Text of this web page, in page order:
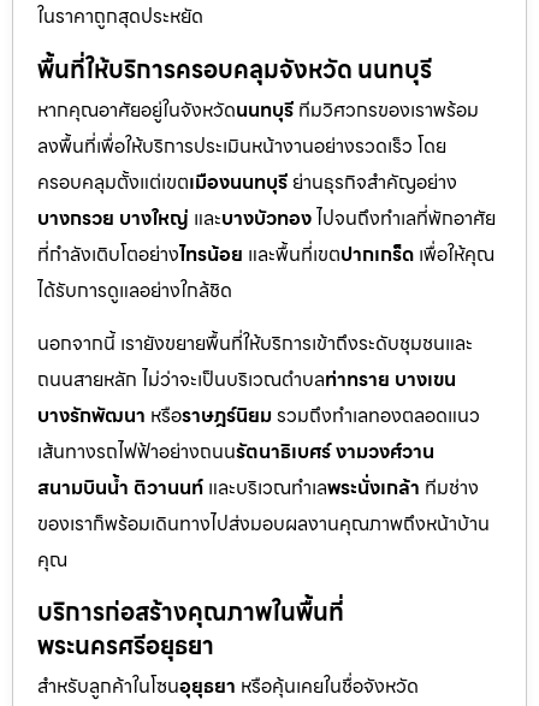
ในราคาถูกสุดประหยัด
พื้นที่ให้บริการครอบคลุมจังหวัด นนทบุรี
หากคุณอาศัยอยู่ในจังหวัดนนทบุรี ทีมวิศวกรของเราพร้อม
ลงพื้นที่เพื่อให้บริการประเมินหน้างานอย่างรวดเร็ว โดย
ครอบคลุมตั้งแต่เขตเมืองนนทบุรี ย่านธุรกิจสำคัญอย่าง
บางกรวย บางใหญ่ และบางบัวทองไปจนถึงทำเลที่พักอาศัย
ที่กำลังเติบโตอย่างไทรน้อย และพื้นที่เขตปากเกร็ด เพื่อให้คุณ
ได้รับการดูแลอย่างใกล้ชิด
นอกจากนี้ เรายังขยายพื้นที่ให้บริการเข้าถึงระดับชุมชนและ
ถนนสายหลัก ไม่ว่าจะเป็นบริเวณตำบลท่าทราย บางเขน
บางรักพัฒนา หรือราษฎร์นิยมรวมถึงทำเลทองตลอดแนว
เส้นทางรถไฟฟ้าอย่างถนนรัตนาธิเบศร์ งามวงศ์วาน
สนามบินน้ำ ติวานนท์ และบริเวณทำเลพระนั่งเกล้า ทีมช่าง
ของเราก็พร้อมเดินทางไปส่งมอบผลงานคุณภาพถึงหน้าบ้าน
คุณ
บริการก่อสร้างคุณภาพในพื้นที่
พระนครศรีอยุธยา
สำหรับลูกค้าในโซนอุยุธยา หรือคุ้นเคยในชื่อจังหวัด